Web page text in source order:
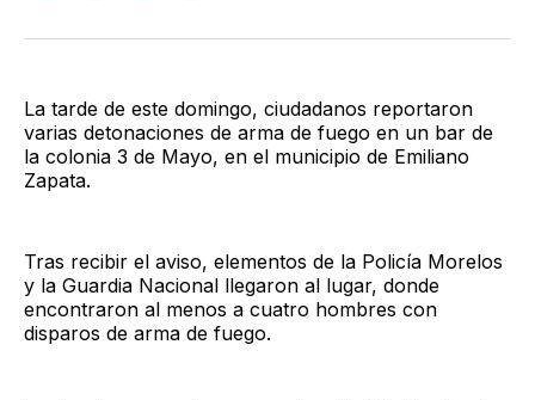
TwitterFacebook
LinkedIn
Email
La tarde de este domingo, ciudadanos reportaron
varias detonaciones de arma de fuego en un bar de
la colonia 3 de Mayo, en el municipio de Emiliano
Zapata.
Tras recibir el aviso, elementos de la Policía Morelos
y la Guardia Nacional llegaron al lugar, donde
encontraron al menos a cuatro hombres con
disparos de arma de fuego.